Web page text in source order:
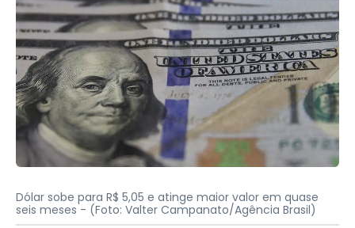
Dólar sobe para R$ 5,05 e atinge maior valor em quase
seis meses - (Foto: Valter Campanato/Agência Brasil)